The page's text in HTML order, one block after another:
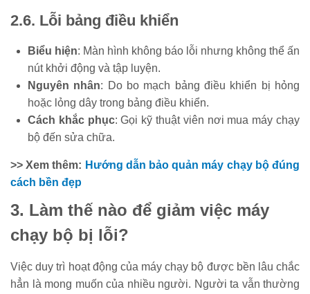
2.6. Lỗi bảng điều khiển
Biểu hiện: Màn hình không báo lỗi nhưng không thể ấn
nút khởi động và tập luyện.
Nguyên nhân: Do bo mạch bảng điều khiển bị hỏng
hoặc lỏng dây trong bảng điều khiển.
Cách khắc phục: Gọi kỹ thuật viên nơi mua máy chạy
bộ đến sửa chữa.
>> Xem thêm: Hướng dẫn bảo quản máy chạy bộ đúng
cách bền đẹp
3. Làm thế nào để giảm việc máy
chạy bộ bị lỗi?
Việc duy trì hoạt động của máy chạy bộ được bền lâu chắc
hẳn là mong muốn của nhiều người. Người ta vẫn thường